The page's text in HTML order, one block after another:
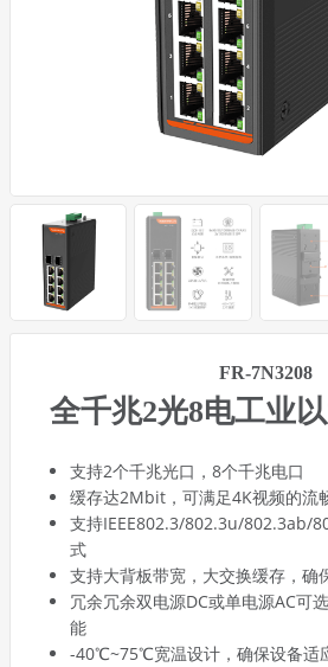
FR-7N3208
全千兆2光8电工业
支持2个千兆光口，8个千兆电口
缓存达2Mbit，可满足4K视频的流
支持IEEE802.3/802.3u/802.3ab/
式
支持大背板带宽，大交换缓存，确
冗余冗余双电源DC或单电源AC可
能
-40℃~75℃宽温设计，确保设备适